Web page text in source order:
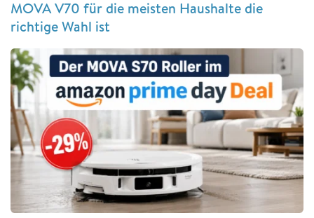
MOVA V70 für die meisten Haushalte die
richtige Wahl ist